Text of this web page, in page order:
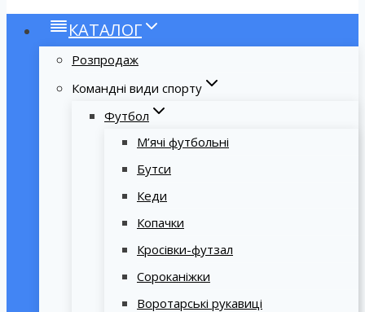
КАТАЛОГ
Розпродаж
Командні види спорту
Футбол
М’ячі футбольні
Бутси
Кеди
Копачки
Кросівки-футзал
Сороканіжки
Воротарські рукавиці